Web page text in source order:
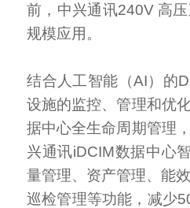
前，中兴通讯240V 高
规模应用。
结合人工智能（AI）的
设施的监控、管理和优
据中心全生命周期管理
兴通讯iDCIM数据中心
量管理、资产管理、能
巡检管理等功能，减少